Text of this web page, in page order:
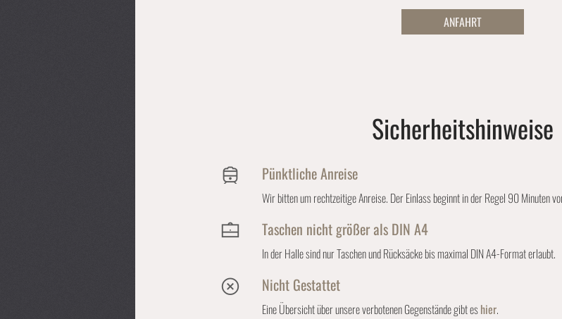
ANFAHRT
Sicherheitshinweise
Pünktliche Anreise
Wir bitten um rechtzeitige Anreise. Der Einlass beginnt in der Regel 90 Minuten
Taschen nicht größer als DIN A4
In der Halle sind nur Taschen und Rücksäcke bis maximal DIN A4-Format erlaubt.
Nicht Gestattet
Eine Übersicht über unsere verbotenen Gegenstände gibt eshier.